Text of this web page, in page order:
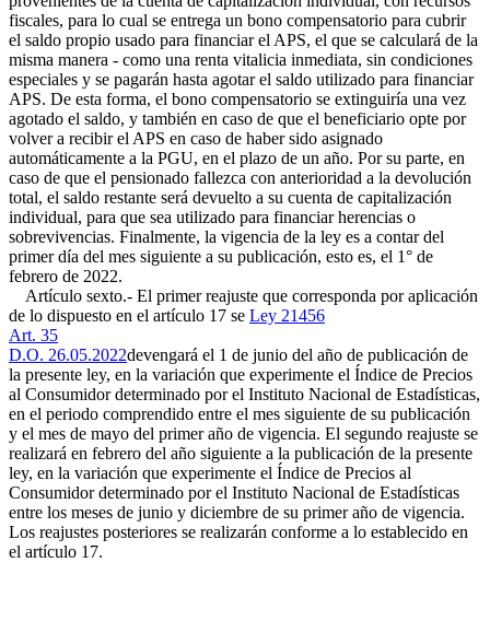
fiscales, para lo cual se entrega un bono compensatorio para cubrir
el saldo propio usado para financiar el APS, el que se calculará de la
misma manera - como una renta vitalicia inmediata, sin condiciones
especiales y se pagarán hasta agotar el saldo utilizado para financiar
APS. De esta forma, el bono compensatorio se extinguiría una vez
agotado el saldo, y también en caso de que el beneficiario opte por
volver a recibir el APS en caso de haber sido asignado
automáticamente a la PGU, en el plazo de un año. Por su parte, en
caso de que el pensionado fallezca con anterioridad a la devolución
total, el saldo restante será devuelto a su cuenta de capitalización
individual, para que sea utilizado para financiar herencias o
sobrevivencias. Finalmente, la vigencia de la ley es a contar del
primer día del mes siguiente a su publicación, esto es, el 1° de
febrero de 2022.
Artículo sexto.- El primer reajuste que corresponda por aplicación
de lo dispuesto en el artículo 17 se Ley 21456
Art. 35
D.O. 26.05.2022devengará el 1 de junio del año de publicación de
la presente ley, en la variación que experimente el Índice de Precios
al Consumidor determinado por el Instituto Nacional de Estadísticas,
en el periodo comprendido entre el mes siguiente de su publicación
y el mes de mayo del primer año de vigencia. El segundo reajuste se
realizará en febrero del año siguiente a la publicación de la presente
ley, en la variación que experimente el Índice de Precios al
Consumidor determinado por el Instituto Nacional de Estadísticas
entre los meses de junio y diciembre de su primer año de vigencia.
Los reajustes posteriores se realizarán conforme a lo establecido en
el artículo 17.